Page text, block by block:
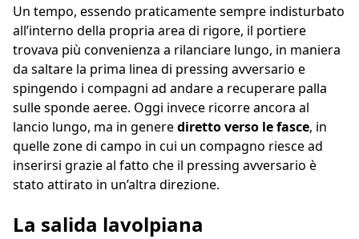
Un tempo, essendo praticamente sempre indisturbato
all’interno della propria area di rigore, il portiere
trovava più convenienza a rilanciare lungo, in maniera
da saltare la prima linea di pressing avversario e
spingendo i compagni ad andare a recuperare palla
sulle sponde aeree. Oggi invece ricorre ancora al
lancio lungo, ma in generediretto verso le fasce, in
quelle zone di campo in cui un compagno riesce ad
inserirsi grazie al fatto che il pressing avversario è
stato attirato in un’altra direzione.
La salida lavolpiana